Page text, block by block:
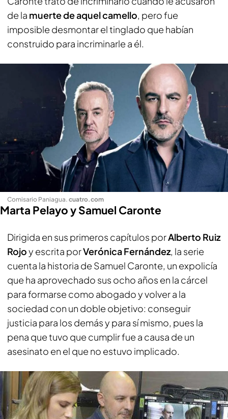
de la muerte de aquel camello, pero fue
imposible desmontar el tinglado que habían
construido para incriminarle a él.
Comisario Paniagua. cuatro.com
Marta Pelayo y Samuel Caronte
Dirigida en sus primeros capítulos porAlberto Ruiz
Rojoy escrita porVerónica Fernández, la serie
cuenta la historia de Samuel Caronte, un expolicía
que ha aprovechado sus ocho años en la cárcel
para formarse como abogado y volver a la
sociedad con un doble objetivo: conseguir
justicia para los demás y para sí mismo, pues la
pena que tuvo que cumplir fue a causa de un
asesinato en el que no estuvo implicado.